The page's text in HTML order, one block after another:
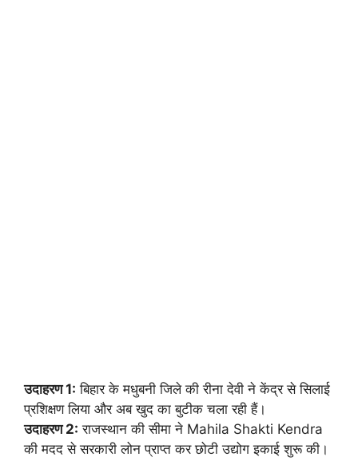
उदाहरण 1: बिहार के मधुबनी जिले की रीना देवी ने केंद्र से सिलाई
प्रशिक्षण लिया और अब खुद का बुटीक चला रही हैं।
उदाहरण 2: राजस्थान की सीमा ने Mahila Shakti Kendra
की मदद से सरकारी लोन प्राप्त कर छोटी उद्योग इकाई शुरू की।